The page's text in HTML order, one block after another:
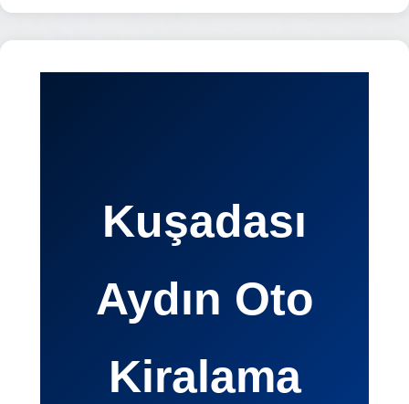
Kuşadası
Aydın Oto
Kiralama